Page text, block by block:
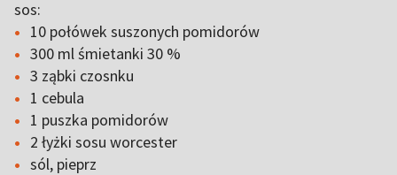
sos:
10 połówek suszonych pomidorów
300 ml śmietanki 30 %
3 ząbki czosnku
1 cebula
1 puszka pomidorów
2 łyżki sosu worcester
sól, pieprz